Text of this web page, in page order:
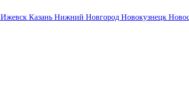
Ижевск Казань Нижний Новгород Новокузнецк